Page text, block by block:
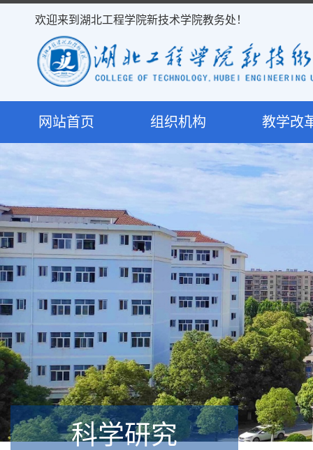
欢迎来到湖北工程学院新技术学院教务处！
网站首页
组织机构
处室简介
岗位职责
决策机构
教学改
教学研
课程建
科学研究